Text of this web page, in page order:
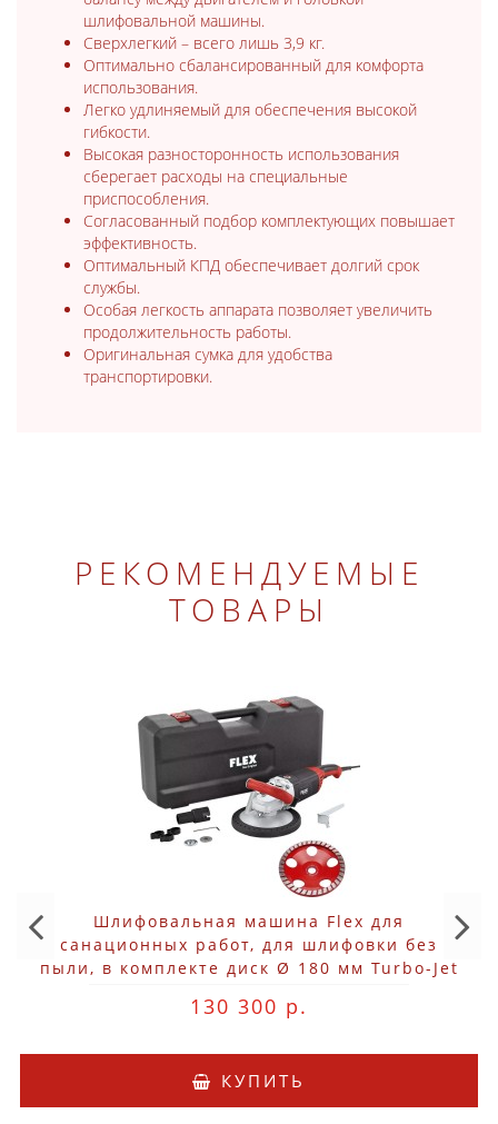
шлифовальной машины.
Сверхлегкий – всего лишь 3,9 кг.
Оптимально сбалансированный для комфорта
использования.
Легко удлиняемый для обеспечения высокой
гибкости.
Высокая разносторонность использования
сберегает расходы на специальные
приспособления.
Согласованный подбор комплектующих повышает
эффективность.
Оптимальный КПД обеспечивает долгий срок
службы.
Особая легкость аппарата позволяет увеличить
продолжительность работы.
Оригинальная сумка для удобства
транспортировки.
РЕКОМЕНДУЕМЫЕ
ТОВАРЫ
Шлифовальная машина Flex для
санационных работ, для шлифовки без
пыли, в комплекте диск Ø 180 мм Turbo-Jet
130 300 р.
КУПИТЬ